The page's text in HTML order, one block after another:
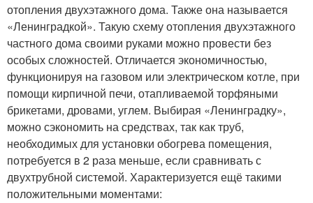
отопления двухэтажного дома. Также она называется
«Ленинградкой». Такую схему отопления двухэтажного
частного дома своими руками можно провести без
особых сложностей. Отличается экономичностью,
функционируя на газовом или электрическом котле, при
помощи кирпичной печи, отапливаемой торфяными
брикетами, дровами, углем. Выбирая «Ленинградку»,
можно сэкономить на средствах, так как труб,
необходимых для установки обогрева помещения,
потребуется в 2 раза меньше, если сравнивать с
двухтрубной системой. Характеризуется ещё такими
положительными моментами: